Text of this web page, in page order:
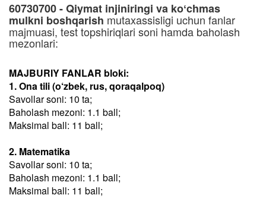
60730700 - Qiymat injiniringi va koʻchmas
mulkni boshqarish mutaxassisligi uchun fanlar
majmuasi, test topshiriqlari soni hamda baholash
mezonlari:
MAJBURIY FANLAR bloki:
1. Ona tili (o‘zbek, rus, qoraqalpoq)
Savollar soni: 10 ta;
Baholash mezoni: 1.1 ball;
Maksimal ball: 11 ball;
2. Matematika
Savollar soni: 10 ta;
Baholash mezoni: 1.1 ball;
Maksimal ball: 11 ball;